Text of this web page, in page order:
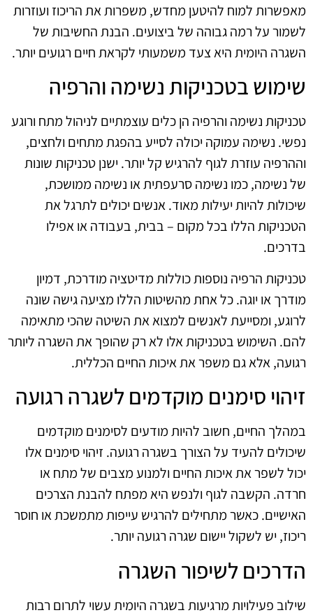
מאפשרות למוח להיטען מחדש, משפרות את הריכוז ועוזרות
לשמור על רמה גבוהה של ביצועים. הבנת החשיבות של
השגרה היומית היא צעד משמעותי לקראת חיים רגועים יותר.
שימוש בטכניקות נשימה והרפיה
טכניקות נשימה והרפיה הן כלים עוצמתיים לניהול מתח ורוגע
נפשי. נשימה עמוקה יכולה לסייע בהפגת מתחים ולחצים,
וההרפיה עוזרת לגוף להרגיש קל יותר. ישנן טכניקות שונות
של נשימה, כמו נשימה סרעפתית או נשימה ממושכת,
שיכולות להיות יעילות מאוד. אנשים יכולים לתרגל את
הטכניקות הללו בכל מקום – בבית, בעבודה או אפילו
בדרכים.
טכניקות הרפיה נוספות כוללות מדיטציה מודרכת, דמיון
מודרך או יוגה. כל אחת מהשיטות הללו מציעה גישה שונה
לרוגע, ומסייעת לאנשים למצוא את השיטה שהכי מתאימה
להם. השימוש בטכניקות אלו לא רק שהופך את השגרה ליותר
רגועה, אלא גם משפר את איכות החיים הכללית.
זיהוי סימנים מוקדמים לשגרה רגועה
במהלך החיים, חשוב להיות מודעים לסימנים מוקדמים
שיכולים להעיד על הצורך בשגרה רגועה. זיהוי סימנים אלו
יכול לשפר את איכות החיים ולמנוע מצבים של מתח או
חרדה. הקשבה לגוף ולנפש היא מפתח להבנת הצרכים
האישיים. כאשר מתחילים להרגיש עייפות מתמשכת או חוסר
ריכוז, יש לשקול יישום שגרה רגועה יותר.
הדרכים לשיפור השגרה
שילוב פעילויות מרגיעות בשגרה היומית עשוי לתרום רבות